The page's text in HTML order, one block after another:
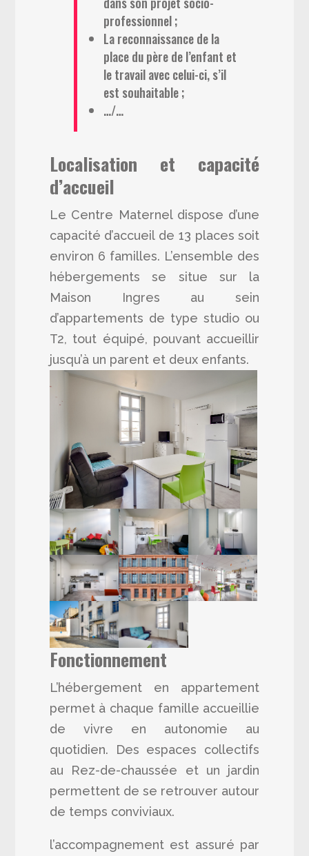
professionnel ;
La reconnaissance de la
place du père de l’enfant et
le travail avec celui-ci, s’il
est souhaitable ;
…/…
Localisation et capacité
d’accueil
Le Centre Maternel dispose d’une
capacité d’accueil de 13 places soit
environ 6 familles. L’ensemble des
hébergements se situe sur la
Maison Ingres au sein
d’appartements de type studio ou
T2, tout équipé, pouvant accueillir
jusqu’à un parent et deux enfants.
Fonctionnement
L’hébergement en appartement
permet à chaque famille accueillie
de vivre en autonomie au
quotidien. Des espaces collectifs
au Rez-de-chaussée et un jardin
permettent de se retrouver autour
de temps conviviaux.
l’accompagnement est assuré par